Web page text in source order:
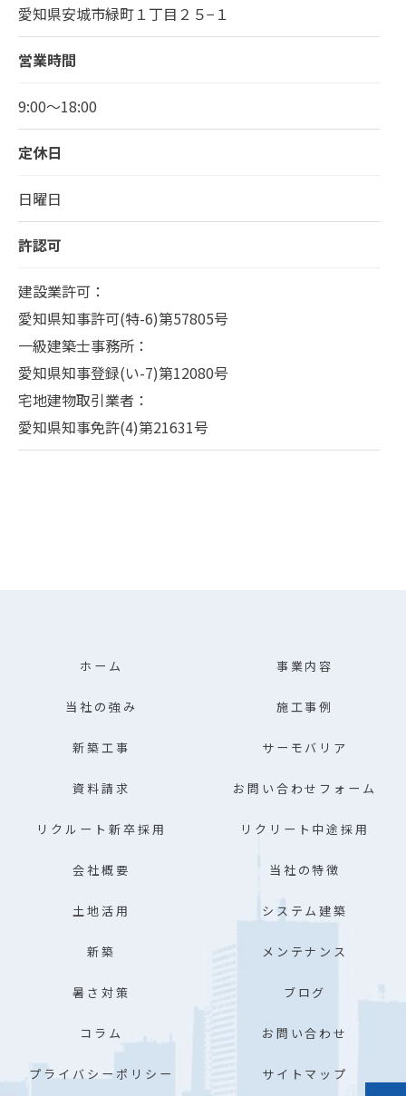
愛知県安城市緑町１丁目２５−１
営業時間
9:00～18:00
定休日
日曜日
許認可
建設業許可：
愛知県知事許可(特-6)第57805号
一級建築士事務所：
愛知県知事登録(い-7)第12080号
宅地建物取引業者：
愛知県知事免許(4)第21631号
ホーム 事業内容
当社の強み 施工事例
新築工事 サーモバリア
資料請求 お問い合わせフォーム
リクルート新卒採用 リクリート中途採用
会社概要 当社の特徴
土地活用 システム建築
新築 メンテナンス
暑さ対策 ブログ
コラム お問い合わせ
プライバシーポリシー サイトマップ